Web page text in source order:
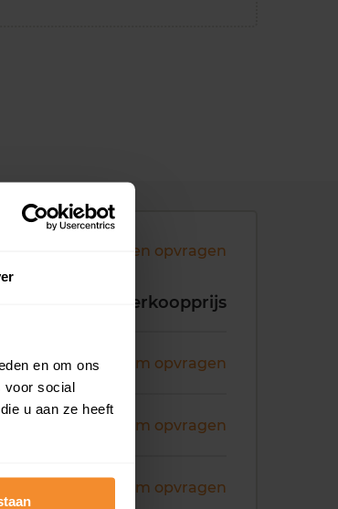
en om ons
voor social
u aan ze heeft
koopsommen opvragen
Verkoopprijs
Koopsom opvragen
Koopsom opvragen
Koopsom opvragen